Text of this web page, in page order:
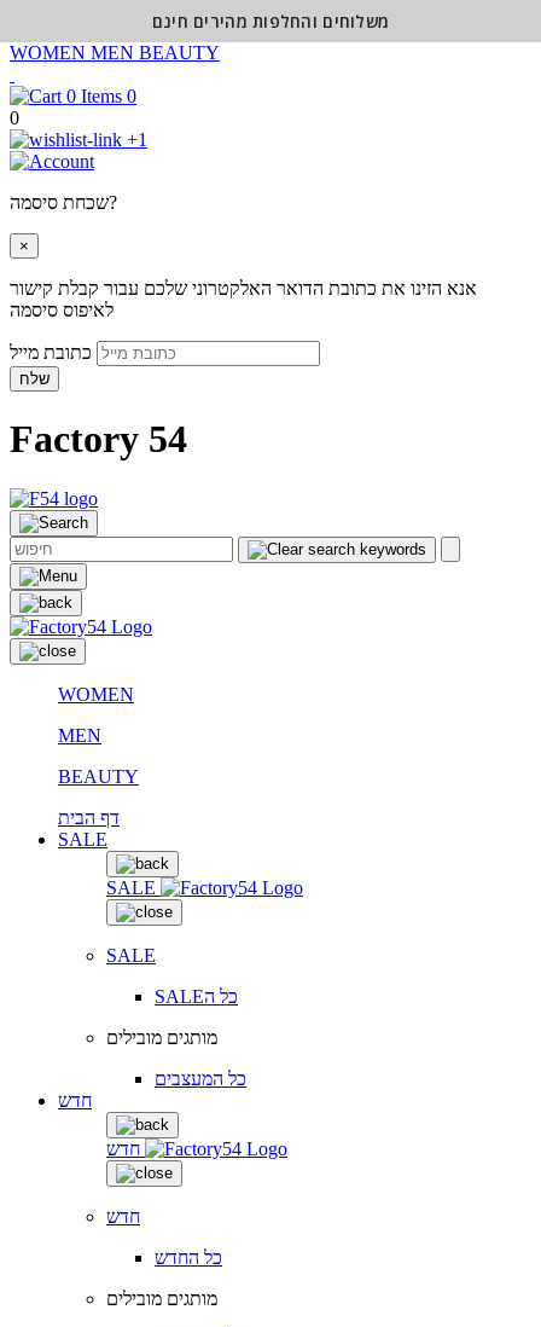
WOMEN MEN BEAUTY
0
0
+1
שכחת סיסמה?
×
אנא הזינו את כתובת הדואר האלקטרוני שלכם עבור קבלת קישור
לאיפוס סיסמה
שלח
Factory 54
WOMEN
MEN
BEAUTY
דף הבית
SALE
SALE
SALE
SALEכל ה
מותגים מובילים
כל המעצבים
חדש
חדש
חדש
כל החדש
מותגים מובילים
משלוחים והחלפות מהירים חינם